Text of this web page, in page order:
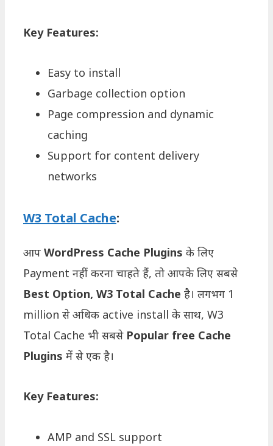
Key Features:
Easy to install
Garbage collection option
Page compression and dynamic
caching
Support for content delivery
networks
W3 Total Cache:
आप WordPress Cache Plugins के लिए
Payment नहीं करना चाहते हैं, तो आपके लिए सबसे
Best Option, W3 Total Cache है। लगभग 1
million से अधिक active install के साथ, W3
Total Cache भी सबसे Popular free Cache
Plugins में से एक है।
Key Features:
AMP and SSL support